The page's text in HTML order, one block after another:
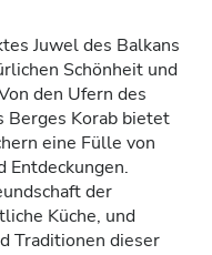
Juwel des Balkans
Schönheit und
den Ufern des
Berges Korab bietet
eine Fülle von
Entdeckungen.
der
Küche, und
Traditionen dieser